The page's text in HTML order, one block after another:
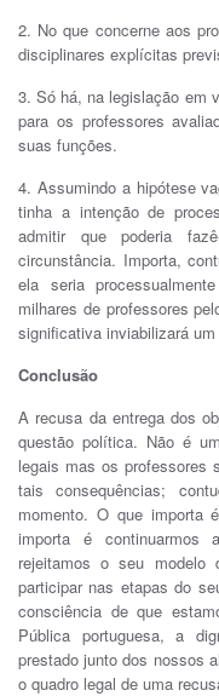
2. No que concerne aos
disciplinares explícitas
3. Só há, na legislação em
para os professores
suas funções.
4. Assumindo a hipótese
tinha a intenção de
admitir que poderia
circunstância. Importa,
ela seria
milhares de professores
significativa inviabilizará
Conclusão
A recusa da entrega dos
questão política. Não é
legais mas os professores
tais consequências;
momento. O que importa
importa é continuarmos
rejeitamos o seu modelo
participar nas etapas do
consciência de que
Pública portuguesa, a
prestado junto dos nossos
o quadro legal de uma